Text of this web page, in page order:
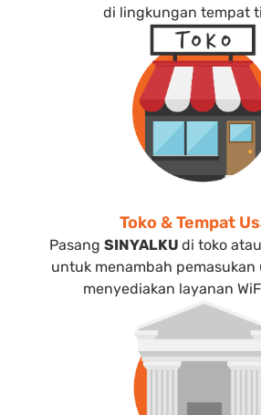
di lingkungan tempat
Toko & Tempat
Pasang SINYALKU di toko
untuk menambah pemasukan
menyediakan layanan